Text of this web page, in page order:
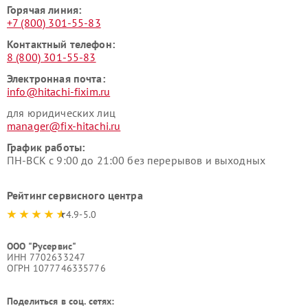
Горячая линия:
+7 (800) 301-55-83
Контактный телефон:
8 (800) 301-55-83
Электронная почта:
info@hitachi-fixim.ru
для юридических лиц
manager@fix-hitachi.ru
График работы:
ПН-ВСК с 9:00 до 21:00 без перерывов и выходных
Рейтинг сервисного центра
4.9-5.0
ООО "Русервис"
ИНН 7702633247
ОГРН 1077746335776
Поделиться в соц. сетях: